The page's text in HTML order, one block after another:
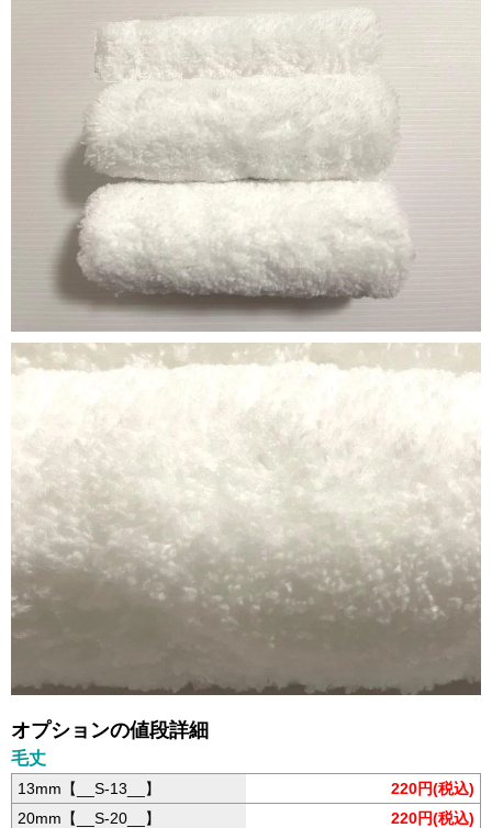
オプションの値段詳細
毛丈
13mm【__S-13__】
220円(税込)
20mm【__S-20__】
220円(税込)